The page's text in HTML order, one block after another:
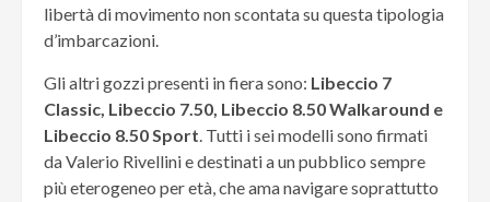
libertà di movimento non scontata su questa tipologia
d’imbarcazioni.
Gli altri gozzi presenti in fiera sono: Libeccio 7
Classic, Libeccio 7.50, Libeccio 8.50 Walkaround e
Libeccio 8.50 Sport. Tutti i sei modelli sono firmati
da Valerio Rivellini e destinati a un pubblico sempre
più eterogeneo per età, che ama navigare soprattutto